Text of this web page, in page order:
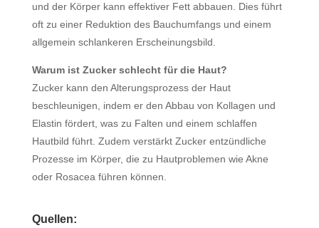
und der Körper kann effektiver Fett abbauen. Dies führt
oft zu einer Reduktion des Bauchumfangs und einem
allgemein schlankeren Erscheinungsbild.
Warum ist Zucker schlecht für die Haut?
Zucker kann den Alterungsprozess der Haut
beschleunigen, indem er den Abbau von Kollagen und
Elastin fördert, was zu Falten und einem schlaffen
Hautbild führt. Zudem verstärkt Zucker entzündliche
Prozesse im Körper, die zu Hautproblemen wie Akne
oder Rosacea führen können.
Quellen: